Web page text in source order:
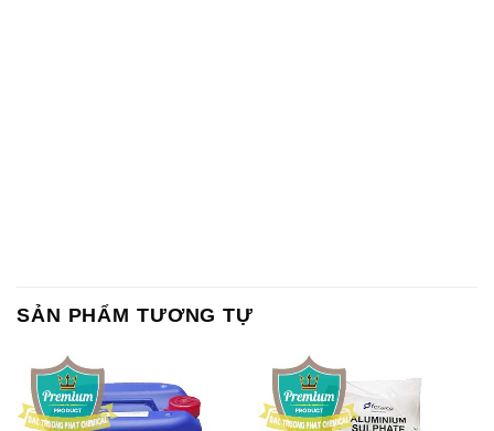
SẢN PHẨM TƯƠNG TỰ